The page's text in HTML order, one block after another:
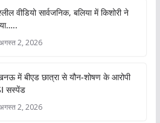
वीडियो सार्वजनिक, बलिया में किशोरी ने
2, 2026
में बीएड छात्रा से यौन-शोषण के आरोपी
सस्पेंड
2, 2026